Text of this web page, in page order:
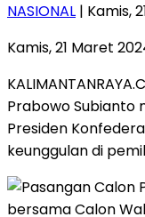
NASIONAL | Kamis,
Kamis, 21 Maret
Prabowo Subianto
Presiden
keunggulan di